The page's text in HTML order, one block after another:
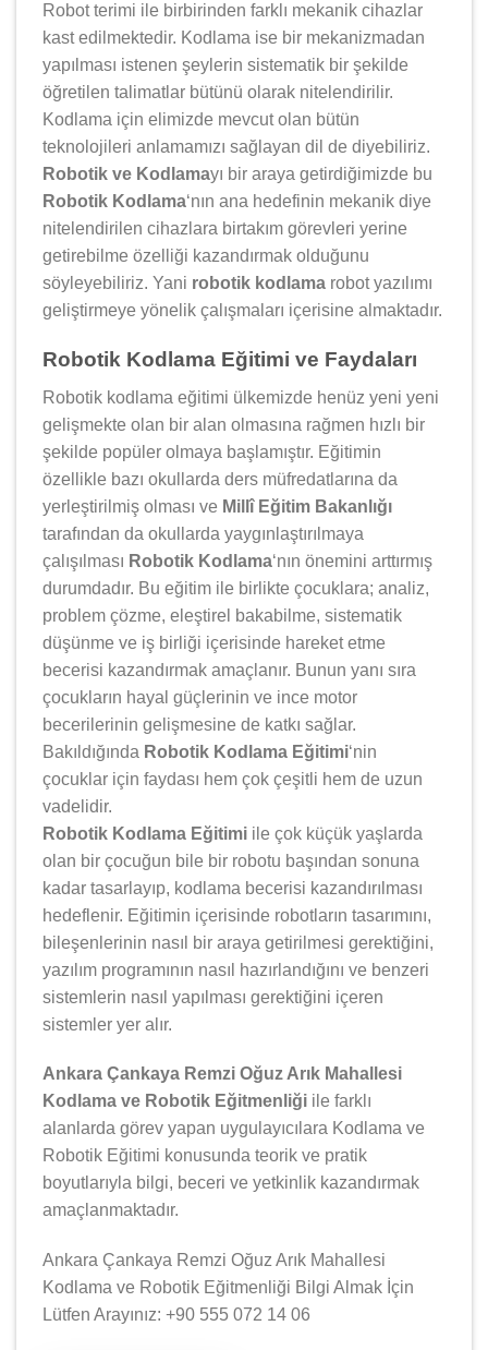
Robot terimi ile birbirinden farklı mekanik cihazlar
kast edilmektedir. Kodlama ise bir mekanizmadan
yapılması istenen şeylerin sistematik bir şekilde
öğretilen talimatlar bütünü olarak nitelendirilir.
Kodlama için elimizde mevcut olan bütün
teknolojileri anlamamızı sağlayan dil de diyebiliriz.
Robotik ve Kodlamayı bir araya getirdiğimizde bu
Robotik Kodlama‘nın ana hedefinin mekanik diye
nitelendirilen cihazlara birtakım görevleri yerine
getirebilme özelliği kazandırmak olduğunu
söyleyebiliriz. Yani robotik kodlama robot yazılımı
geliştirmeye yönelik çalışmaları içerisine almaktadır.
Robotik Kodlama Eğitimi ve Faydaları
Robotik kodlama eğitimi ülkemizde henüz yeni yeni
gelişmekte olan bir alan olmasına rağmen hızlı bir
şekilde popüler olmaya başlamıştır. Eğitimin
özellikle bazı okullarda ders müfredatlarına da
yerleştirilmiş olması ve Millî Eğitim Bakanlığı
tarafından da okullarda yaygınlaştırılmaya
çalışılması Robotik Kodlama‘nın önemini arttırmış
durumdadır. Bu eğitim ile birlikte çocuklara; analiz,
problem çözme, eleştirel bakabilme, sistematik
düşünme ve iş birliği içerisinde hareket etme
becerisi kazandırmak amaçlanır. Bunun yanı sıra
çocukların hayal güçlerinin ve ince motor
becerilerinin gelişmesine de katkı sağlar.
Bakıldığında Robotik Kodlama Eğitimi‘nin
çocuklar için faydası hem çok çeşitli hem de uzun
vadelidir.
Robotik Kodlama Eğitimi ile çok küçük yaşlarda
olan bir çocuğun bile bir robotu başından sonuna
kadar tasarlayıp, kodlama becerisi kazandırılması
hedeflenir. Eğitimin içerisinde robotların tasarımını,
bileşenlerinin nasıl bir araya getirilmesi gerektiğini,
yazılım programının nasıl hazırlandığını ve benzeri
sistemlerin nasıl yapılması gerektiğini içeren
sistemler yer alır.
Ankara Çankaya Remzi Oğuz Arık Mahallesi
Kodlama ve Robotik Eğitmenliği ile farklı
alanlarda görev yapan uygulayıcılara Kodlama ve
Robotik Eğitimi konusunda teorik ve pratik
boyutlarıyla bilgi, beceri ve yetkinlik kazandırmak
amaçlanmaktadır.
Ankara Çankaya Remzi Oğuz Arık Mahallesi
Kodlama ve Robotik Eğitmenliği Bilgi Almak İçin
Lütfen Arayınız: +90 555 072 14 06